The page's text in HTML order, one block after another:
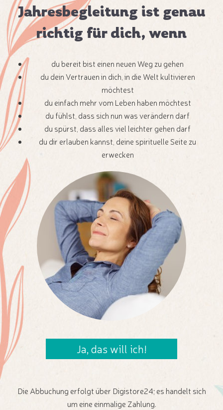
Jahresbegleitung ist genau
richtig für dich, wenn
du bereit bist einen neuen Weg zu gehen
du dein Vertrauen in dich, in die Welt kultivieren
möchtest
du einfach mehr vom Leben haben möchtest
du fühlst, dass sich nun was verändern darf
du spürst, dass alles viel leichter gehen darf
du dir erlauben kannst, deine spirituelle Seite zu
erwecken
Ja, das will ich!
Die Abbuchung erfolgt über Digistore24; es handelt sich
um eine einmalige Zahlung.